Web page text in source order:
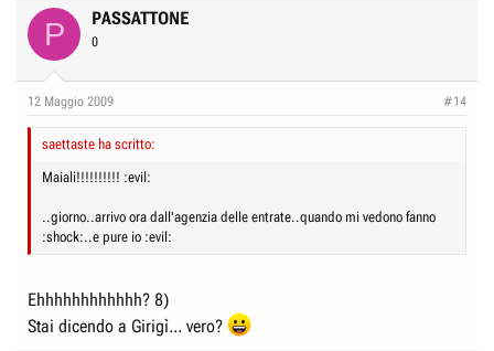
P PASSATTONE
0
12 Maggio 2009 #14
saettaste ha scritto:
Maiali!!!!!!!!!! :evil:
..giorno..arrivo ora dall'agenzia delle entrate..quando mi vedono fanno
:shock:..e pure io :evil:
Ehhhhhhhhhhhh? 8)
Stai dicendo a Girigì... vero?